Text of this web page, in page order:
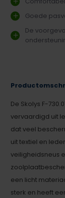
Goede
De
De Skolys F-
vervaardigd uit
dat veel
uit textiel en
veiligheidsneus
een licht
sterk en heeft